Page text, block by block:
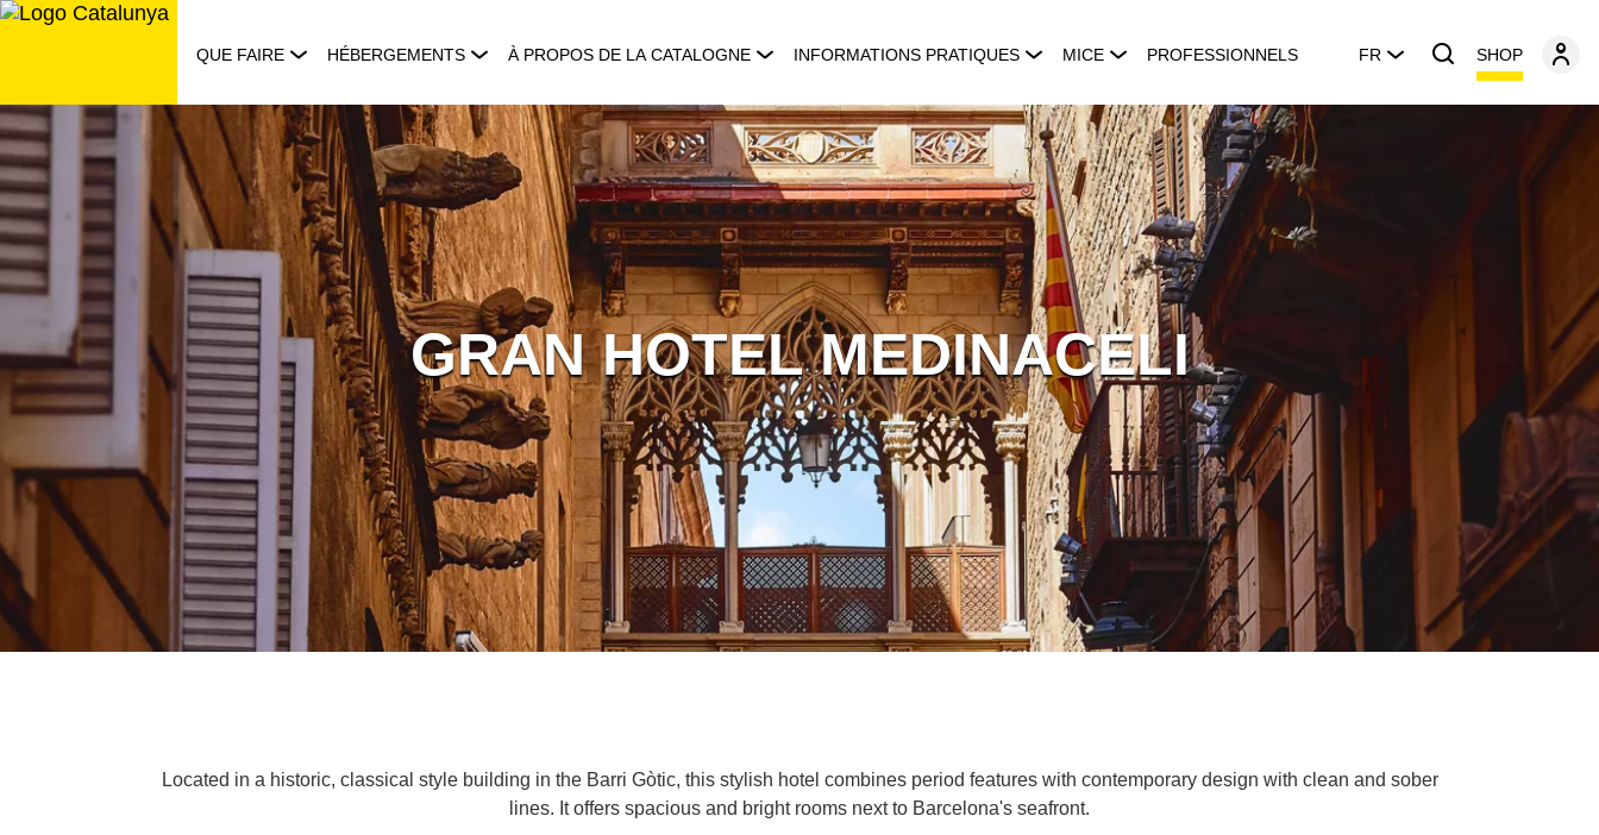
Aller
QUE FAIRE HÉBERGEMENTS À PROPOS DE LA CATALOGNE INFORMATIONS PRATIQUES MICE PROFESSIONNELS FR SHOP
GRAN HOTEL MEDINACELI
Located in a historic, classical style building in the Barri Gòtic, this stylish hotel combines period features with contemporary design with clean and sober
lines. It offers spacious and bright rooms next to Barcelona's seafront.